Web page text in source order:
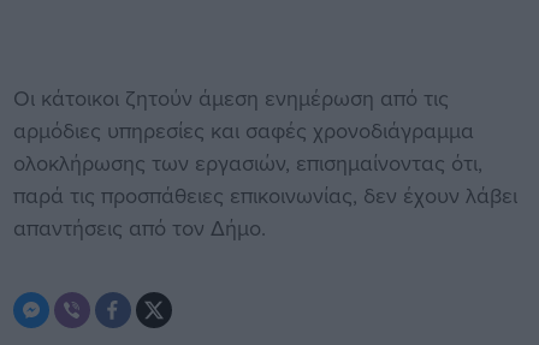
Οι κάτοικοι ζητούν άμεση ενημέρωση από τις
αρμόδιες υπηρεσίες και σαφές χρονοδιάγραμμα
ολοκλήρωσης των εργασιών, επισημαίνοντας ότι,
παρά τις προσπάθειες επικοινωνίας, δεν έχουν λάβει
απαντήσεις από τον Δήμο.